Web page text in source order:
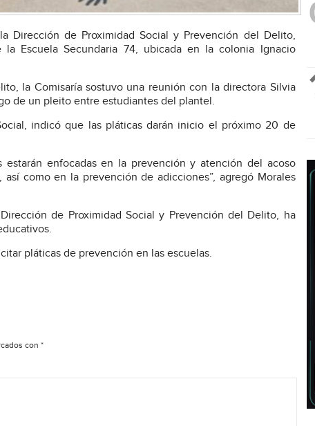
Dirección de Proximidad Social y Prevención del Delito,
Escuela Secundaria 74, ubicada en la colonia Ignacio
la Comisaría sostuvo una reunión con la directora Silvia
de un pleito entre estudiantes del plantel.
indicó que las pláticas darán inicio el próximo 20 de
estarán enfocadas en la prevención y atención del acoso
como en la prevención de adicciones”, agregó Morales
de Proximidad Social y Prevención del Delito, ha
pláticas de prevención en las escuelas.
con *